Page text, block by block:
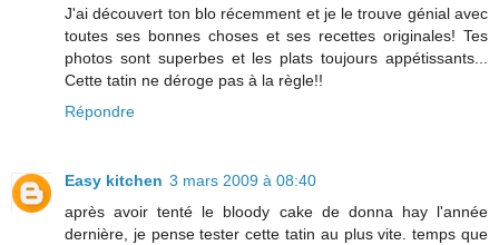
J'ai découvert ton blo récemment et je le trouve génial avec
toutes ses bonnes choses et ses recettes originales! Tes
photos sont superbes et les plats toujours appétissants...
Cette tatin ne déroge pas à la règle!!
Répondre
Easy kitchen 3 mars 2009 à 08:40
après avoir tenté le bloody cake de donna hay l'année
dernière, je pense tester cette tatin au plus vite. temps que